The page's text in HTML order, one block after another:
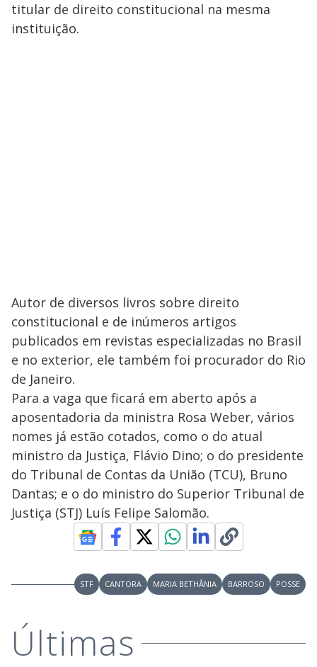
titular de direito constitucional na mesma
instituição.
Autor de diversos livros sobre direito
constitucional e de inúmeros artigos
publicados em revistas especializadas no Brasil
e no exterior, ele também foi procurador do Rio
de Janeiro.
Para a vaga que ficará em aberto após a
aposentadoria da ministra Rosa Weber, vários
nomes já estão cotados, como o do atual
ministro da Justiça, Flávio Dino; o do presidente
do Tribunal de Contas da União (TCU), Bruno
Dantas; e o do ministro do Superior Tribunal de
Justiça (STJ) Luís Felipe Salomão.
STF CANTORA MARIA BETHÂNIA BARROSO POSSE
Últimas